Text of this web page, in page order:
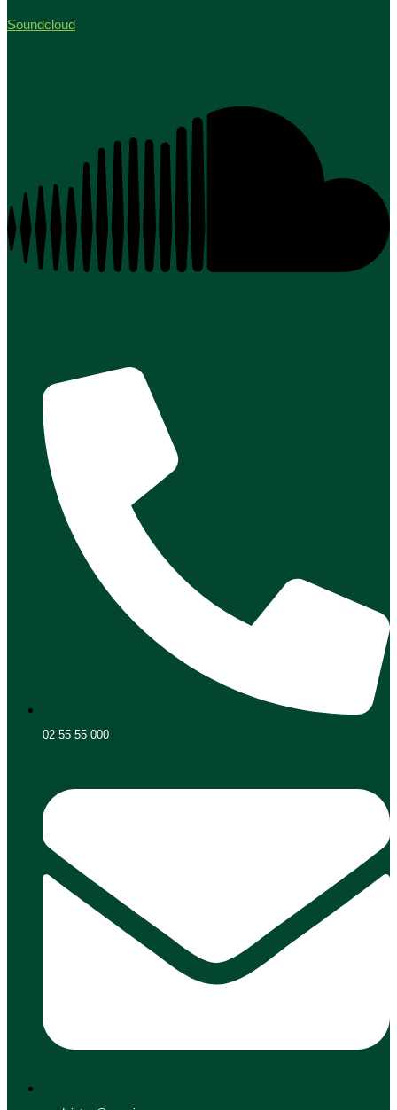
Soundcloud
02 55 55 000